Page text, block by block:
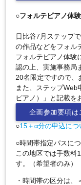
○フォルテピアノ体験
日比谷7月ステップ
の作品などをフォル
フォルテピアノ体験
認の上、実施事務局
20名限定ですので、
また、ステップWeb
ピアノ）」と記載を
企画参加要項は
○15＋α分の申込につ
○時間帯指定パスに
この地区では手数料
す。（希望者のみ）
・時間帯の区分は